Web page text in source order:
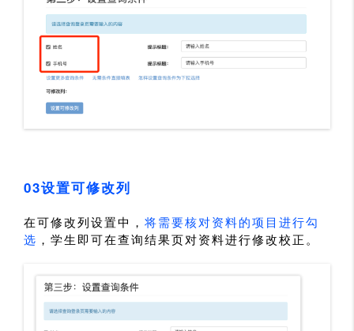
03设置可修改列
在可修改列设置中， 将需要核对资料的项目进行勾
选 ，学生即可在查询结果页对资料进行修改校正。